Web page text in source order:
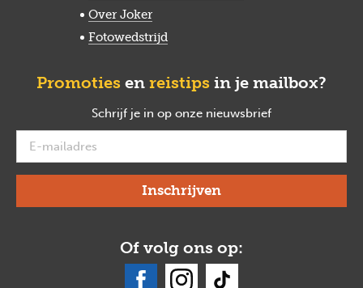
Over Joker
Fotowedstrijd
Promoties en reistips in je mailbox?
Schrijf je in op onze nieuwsbrief
Of volg ons op: